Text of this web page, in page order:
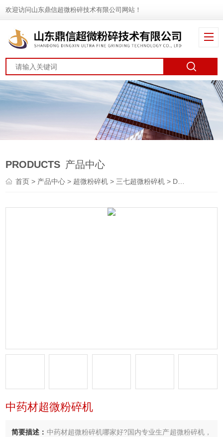
欢迎访问山东鼎信超微粉碎技术有限公司网站！
PRODUCTS 产品中心
首页> 产品中心 > 超微粉碎机 >三七超微粉碎机 > DXFT-100B中药材超微粉碎机
中药材超微粉碎机
简要描述： 中药材超微粉碎机哪家好?国内专业生产超微粉碎机，